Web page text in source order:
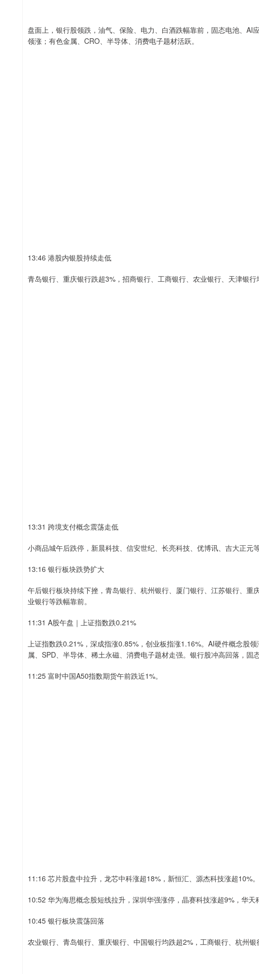
盘面上，银行股领跌，油气、保险、电力、白酒跌幅靠前，固态电池、AI
领涨；有色金属、CRO、半导体、消费电子题材活跃。
13:46 港股内银股持续走低
青岛银行、重庆银行跌超3%，招商银行、工商银行、农业银行、天津银行
13:31 跨境支付概念震荡走低
小商品城午后跌停，新晨科技、信安世纪、长亮科技、优博讯、吉大正元等
13:16 银行板块跌势扩大
午后银行板块持续下挫，青岛银行、杭州银行、厦门银行、江苏银行、重
业银行等跌幅靠前。
11:31 A股午盘｜上证指数跌0.21%
上证指数跌0.21%，深成指涨0.85%，创业板指涨1.16%。AI硬件概念股
属、SPD、半导体、稀土永磁、消费电子题材走强。银行股冲高回落，固
11:25 富时中国A50指数期货午前跌近1%。
11:16 芯片股盘中拉升，龙芯中科涨超18%，新恒汇、源杰科技涨超10%。
10:52 华为海思概念股短线拉升，深圳华强涨停，晶赛科技涨超9%，华天
10:45 银行板块震荡回落
农业银行、青岛银行、重庆银行、中国银行均跌超2%，工商银行、杭州银